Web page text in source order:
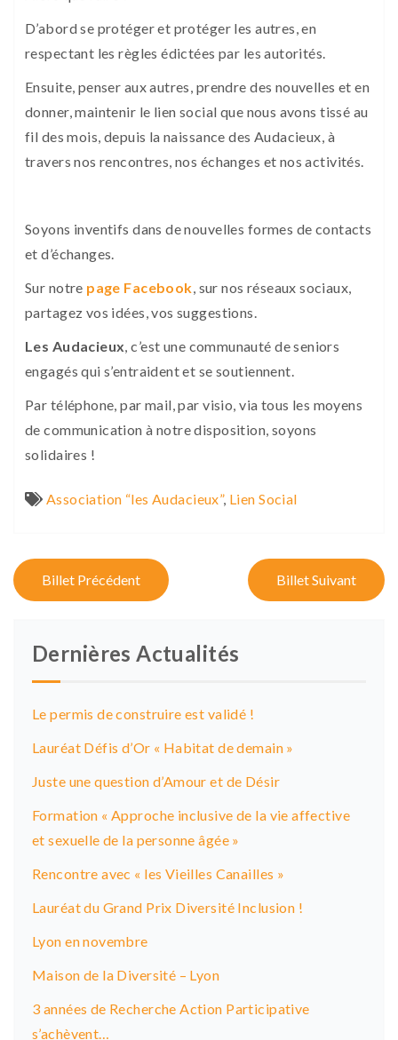
D’abord se protéger et protéger les autres, en
respectant les règles édictées par les autorités.
Ensuite, penser aux autres, prendre des nouvelles et en
donner, maintenir le lien social que nous avons tissé au
fil des mois, depuis la naissance des Audacieux, à
travers nos rencontres, nos échanges et nos activités.
Soyons inventifs dans de nouvelles formes de contacts
et d’échanges.
Sur notre page Facebook, sur nos réseaux sociaux,
partagez vos idées, vos suggestions.
Les Audacieux, c’est une communauté de seniors
engagés qui s’entraident et se soutiennent.
Par téléphone, par mail, par visio, via tous les moyens
de communication à notre disposition, soyons
solidaires !
Association “les Audacieux”, Lien Social
P
o
Billet Précédent Billet Suivant
Dernières Actualités
Le permis de construire est validé !
Lauréat Défis d’Or « Habitat de demain »
Juste une question d’Amour et de Désir
Formation « Approche inclusive de la vie affective
et sexuelle de la personne âgée »
Rencontre avec « les Vieilles Canailles »
Lauréat du Grand Prix Diversité Inclusion !
Lyon en novembre
Maison de la Diversité – Lyon
3 années de Recherche Action Participative
s’achèvent…